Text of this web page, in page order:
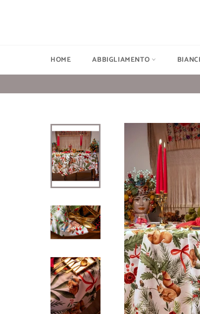
HOME ABBIGLIAMENTO